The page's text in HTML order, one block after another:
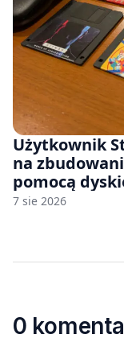
Użytkownik
na
pomocą
7 sie 2026
0